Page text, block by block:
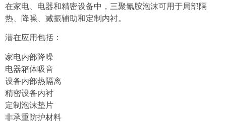
在家电、电器和精密设备中，三聚氰胺泡沫可用于局部隔
热、降噪、减振辅助和定制内衬。
潜在应用包括：
家电内部降噪
电器箱体吸音
设备内部热隔离
精密设备内衬
定制泡沫垫片
非承重防护材料